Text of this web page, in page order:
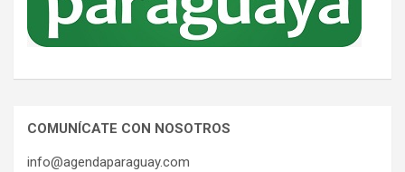
COMUNÍCATE CON NOSOTROS
info@agendaparaguay.com